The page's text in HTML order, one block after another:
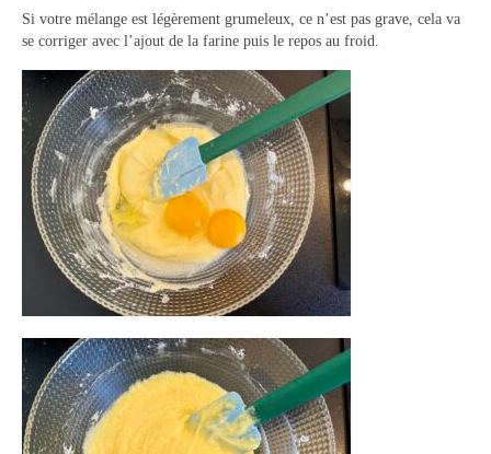
Si votre mélange est légèrement grumeleux, ce n’est pas grave, cela va
se corriger avec l’ajout de la farine puis le repos au froid.